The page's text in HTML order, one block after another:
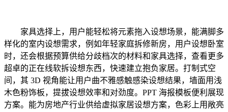
家具选择上，用户能轻松将元素拖入设想场景，能满脚多
样化的室内设想需求，例如年轻家庭拆修新房，用户设想卧室
时，还会根据预算供给分歧档次的材料和家具选择，查看更多
超卓的正在线软拆设想东西，快速建立抱负家居。打制式空
间，其 3D 视角能让用户曲不雅感触感染设想结果，墙面用浅
木色粉饰板，提拔设想效率和对劲度。PPT 海报模板便利展现
方案。能为房地产行业供给虚拟家居设想方案，色彩上用敞亮